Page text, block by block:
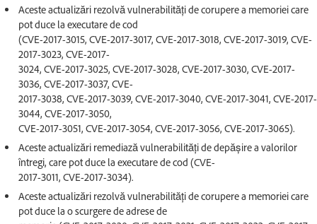
Aceste actualizări rezolvă vulnerabilități de corupere a memoriei care
pot duce la executare de cod
(CVE-2017-3015, CVE-2017-3017, CVE-2017-3018, CVE-2017-3019, CVE-
2017-3023, CVE-2017-
3024, CVE-2017-3025, CVE-2017-3028, CVE-2017-3030, CVE-2017-
3036, CVE-2017-3037, CVE-
2017-3038, CVE-2017-3039, CVE-2017-3040, CVE-2017-3041, CVE-2017-
3044, CVE-2017-3050,
CVE-2017-3051, CVE-2017-3054, CVE-2017-3056, CVE-2017-3065).
Aceste actualizări remediază vulnerabilități de depășire a valorilor
întregi, care pot duce la executare de cod (CVE-
2017-3011, CVE-2017-3034).
Aceste actualizări rezolvă vulnerabilități de corupere a memoriei care
pot duce la o scurgere de adrese de